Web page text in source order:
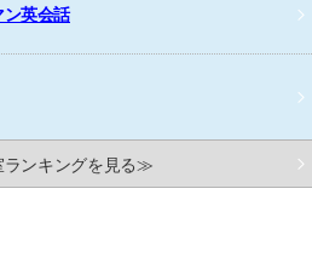
英会話
ランキングを見る≫